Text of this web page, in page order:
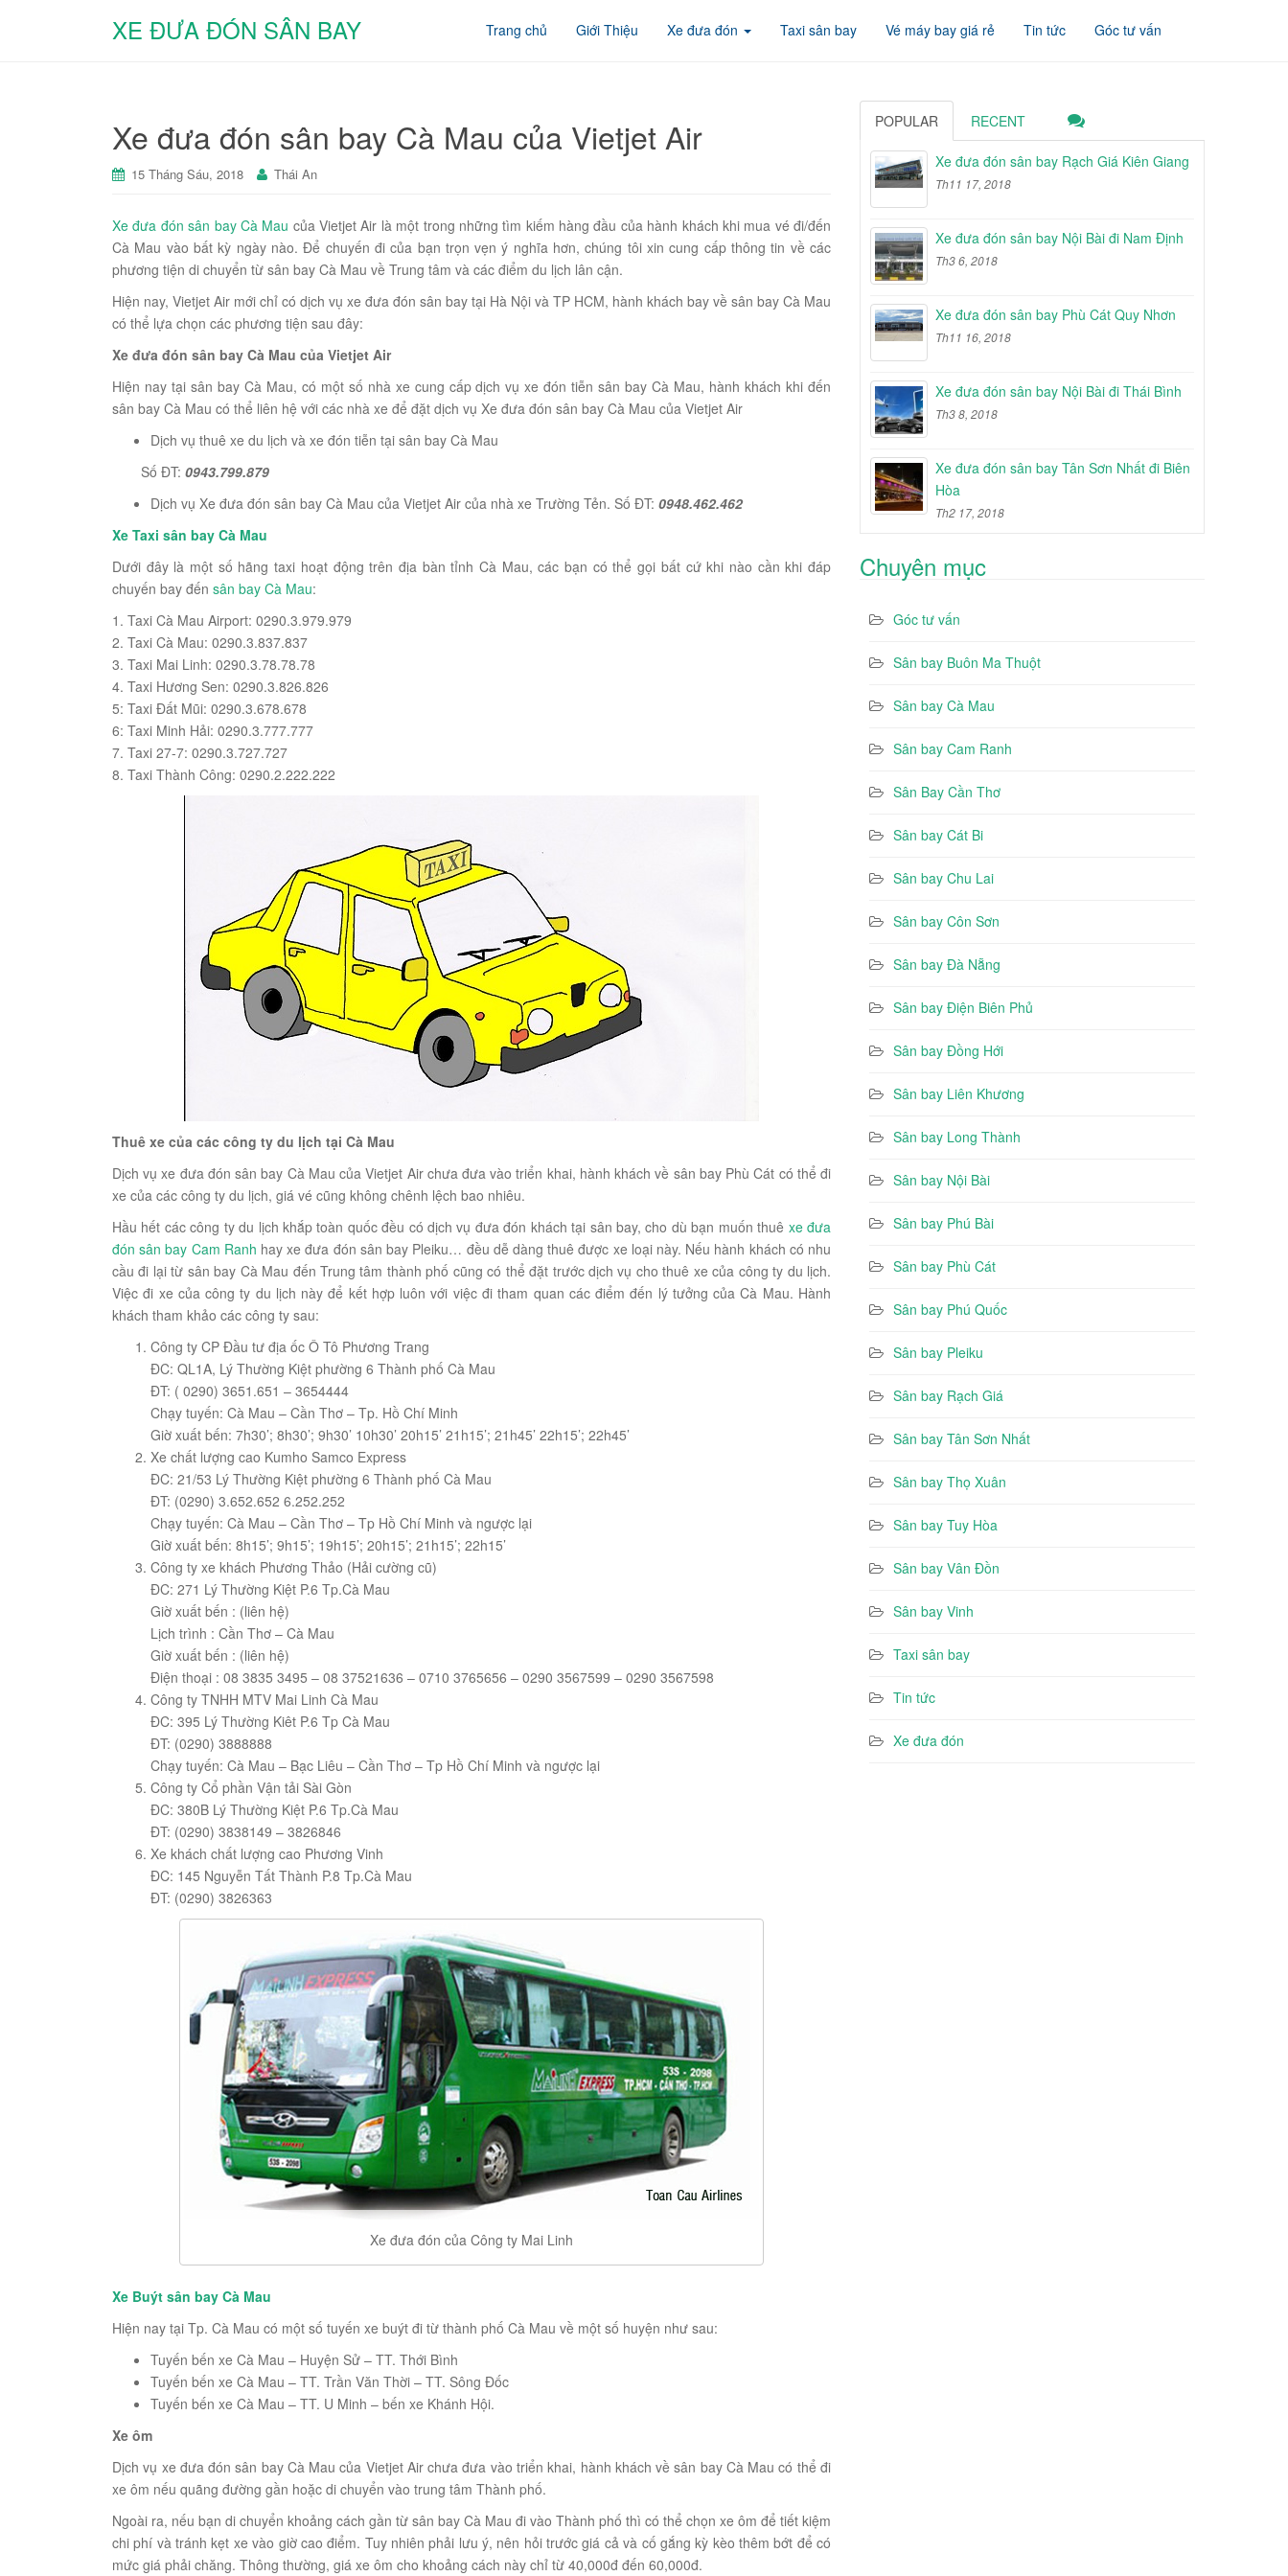
XE ĐƯA ĐÓN SÂN BAY Trang chủ Giới Thiệu Xe đưa đón Taxi sân bay Vé máy bay giá rẻ Tin tức Góc tư vấn
Xe đưa đón sân bay Cà Mau của Vietjet Air
15 Tháng Sáu, 2018 Thái An
Xe đưa đón sân bay Cà Mau của Vietjet Air là một trong những tìm kiếm hàng đầu của hành khách khi mua vé đi/đến
Cà Mau vào bất kỳ ngày nào. Để chuyến đi của bạn trọn vẹn ý nghĩa hơn, chúng tôi xin cung cấp thông tin về các
phương tiện di chuyển từ sân bay Cà Mau về Trung tâm và các điểm du lịch lân cận.
Hiện nay, Vietjet Air mới chỉ có dịch vụ xe đưa đón sân bay tại Hà Nội và TP HCM, hành khách bay về sân bay Cà Mau
có thể lựa chọn các phương tiện sau đây:
Xe đưa đón sân bay Cà Mau của Vietjet Air
Hiện nay tại sân bay Cà Mau, có một số nhà xe cung cấp dịch vụ xe đón tiễn sân bay Cà Mau, hành khách khi đến
sân bay Cà Mau có thể liên hệ với các nhà xe để đặt dịch vụ Xe đưa đón sân bay Cà Mau của Vietjet Air
Dịch vụ thuê xe du lịch và xe đón tiễn tại sân bay Cà Mau
Số ĐT: 0943.799.879
Dịch vụ Xe đưa đón sân bay Cà Mau của Vietjet Air của nhà xe Trường Tẻn. Số ĐT: 0948.462.462
Xe Taxi sân bay Cà Mau
Dưới đây là một số hãng taxi hoạt động trên địa bàn tỉnh Cà Mau, các bạn có thể gọi bất cứ khi nào cần khi đáp
chuyến bay đến sân bay Cà Mau:
1. Taxi Cà Mau Airport: 0290.3.979.979
2. Taxi Cà Mau: 0290.3.837.837
3. Taxi Mai Linh: 0290.3.78.78.78
4. Taxi Hương Sen: 0290.3.826.826
5: Taxi Đất Mũi: 0290.3.678.678
6: Taxi Minh Hải: 0290.3.777.777
7. Taxi 27-7: 0290.3.727.727
8. Taxi Thành Công: 0290.2.222.222
Thuê xe của các công ty du lịch tại Cà Mau
Dịch vụ xe đưa đón sân bay Cà Mau của Vietjet Air chưa đưa vào triển khai, hành khách về sân bay Phù Cát có thể đi
xe của các công ty du lịch, giá vé cũng không chênh lệch bao nhiêu.
Hầu hết các công ty du lịch khắp toàn quốc đều có dịch vụ đưa đón khách tại sân bay, cho dù bạn muốn thuê xe đưa
đón sân bay Cam Ranh hay xe đưa đón sân bay Pleiku… đều dễ dàng thuê được xe loại này. Nếu hành khách có nhu
cầu đi lại từ sân bay Cà Mau đến Trung tâm thành phố cũng có thể đặt trước dịch vụ cho thuê xe của công ty du lịch.
Việc đi xe của công ty du lịch này để kết hợp luôn với việc đi tham quan các điểm đến lý tưởng của Cà Mau. Hành
khách tham khảo các công ty sau:
Công ty CP Đầu tư địa ốc Ô Tô Phương Trang
ĐC: QL1A, Lý Thường Kiệt phường 6 Thành phố Cà Mau
ĐT: ( 0290) 3651.651 – 3654444
Chạy tuyến: Cà Mau – Cần Thơ – Tp. Hồ Chí Minh
Giờ xuất bến: 7h30’; 8h30’; 9h30’ 10h30’ 20h15’ 21h15’; 21h45’ 22h15’; 22h45’
Xe chất lượng cao Kumho Samco Express
ĐC: 21/53 Lý Thường Kiệt phường 6 Thành phố Cà Mau
ĐT: (0290) 3.652.652 6.252.252
Chạy tuyến: Cà Mau – Cần Thơ – Tp Hồ Chí Minh và ngược lại
Giờ xuất bến: 8h15’; 9h15’; 19h15’; 20h15’; 21h15’; 22h15’
Công ty xe khách Phương Thảo (Hải cường cũ)
ĐC: 271 Lý Thường Kiệt P.6 Tp.Cà Mau
Giờ xuất bến : (liên hệ)
Lịch trình : Cần Thơ – Cà Mau
Giờ xuất bến : (liên hệ)
Điện thoại : 08 3835 3495 – 08 37521636 – 0710 3765656 – 0290 3567599 – 0290 3567598
Công ty TNHH MTV Mai Linh Cà Mau
ĐC: 395 Lý Thường Kiêt P.6 Tp Cà Mau
ĐT: (0290) 3888888
Chạy tuyến: Cà Mau – Bạc Liêu – Cần Thơ – Tp Hồ Chí Minh và ngược lại
Công ty Cổ phần Vận tải Sài Gòn
ĐC: 380B Lý Thường Kiệt P.6 Tp.Cà Mau
ĐT: (0290) 3838149 – 3826846
Xe khách chất lượng cao Phương Vinh
ĐC: 145 Nguyễn Tất Thành P.8 Tp.Cà Mau
ĐT: (0290) 3826363
Xe đưa đón của Công ty Mai Linh
Xe Buýt sân bay Cà Mau
Hiện nay tại Tp. Cà Mau có một số tuyến xe buýt đi từ thành phố Cà Mau về một số huyện như sau:
Tuyến bến xe Cà Mau – Huyện Sử – TT. Thới Bình
Tuyến bến xe Cà Mau – TT. Trần Văn Thời – TT. Sông Đốc
Tuyến bến xe Cà Mau – TT. U Minh – bến xe Khánh Hội.
Xe ôm
Dịch vụ xe đưa đón sân bay Cà Mau của Vietjet Air chưa đưa vào triển khai, hành khách về sân bay Cà Mau có thể đi
xe ôm nếu quãng đường gần hoặc di chuyển vào trung tâm Thành phố.
Ngoài ra, nếu bạn di chuyển khoảng cách gần từ sân bay Cà Mau đi vào Thành phố thì có thể chọn xe ôm để tiết kiệm
chi phí và tránh kẹt xe vào giờ cao điểm. Tuy nhiên phải lưu ý, nên hỏi trước giá cả và cố gắng kỳ kèo thêm bớt để có
mức giá phải chăng. Thông thường, giá xe ôm cho khoảng cách này chỉ từ 40,000đ đến 60,000đ.
POPULAR RECENT
Xe đưa đón sân bay Rạch Giá Kiên Giang
Th11 17, 2018
Xe đưa đón sân bay Nội Bài đi Nam Định
Th3 6, 2018
Xe đưa đón sân bay Phù Cát Quy Nhơn
Th11 16, 2018
Xe đưa đón sân bay Nội Bài đi Thái Bình
Th3 8, 2018
Xe đưa đón sân bay Tân Sơn Nhất đi Biên
Hòa
Th2 17, 2018
Chuyên mục
Góc tư vấn
Sân bay Buôn Ma Thuột
Sân bay Cà Mau
Sân bay Cam Ranh
Sân Bay Cần Thơ
Sân bay Cát Bi
Sân bay Chu Lai
Sân bay Côn Sơn
Sân bay Đà Nẵng
Sân bay Điện Biên Phủ
Sân bay Đồng Hới
Sân bay Liên Khương
Sân bay Long Thành
Sân bay Nội Bài
Sân bay Phú Bài
Sân bay Phù Cát
Sân bay Phú Quốc
Sân bay Pleiku
Sân bay Rạch Giá
Sân bay Tân Sơn Nhất
Sân bay Thọ Xuân
Sân bay Tuy Hòa
Sân bay Vân Đồn
Sân bay Vinh
Taxi sân bay
Tin tức
Xe đưa đón